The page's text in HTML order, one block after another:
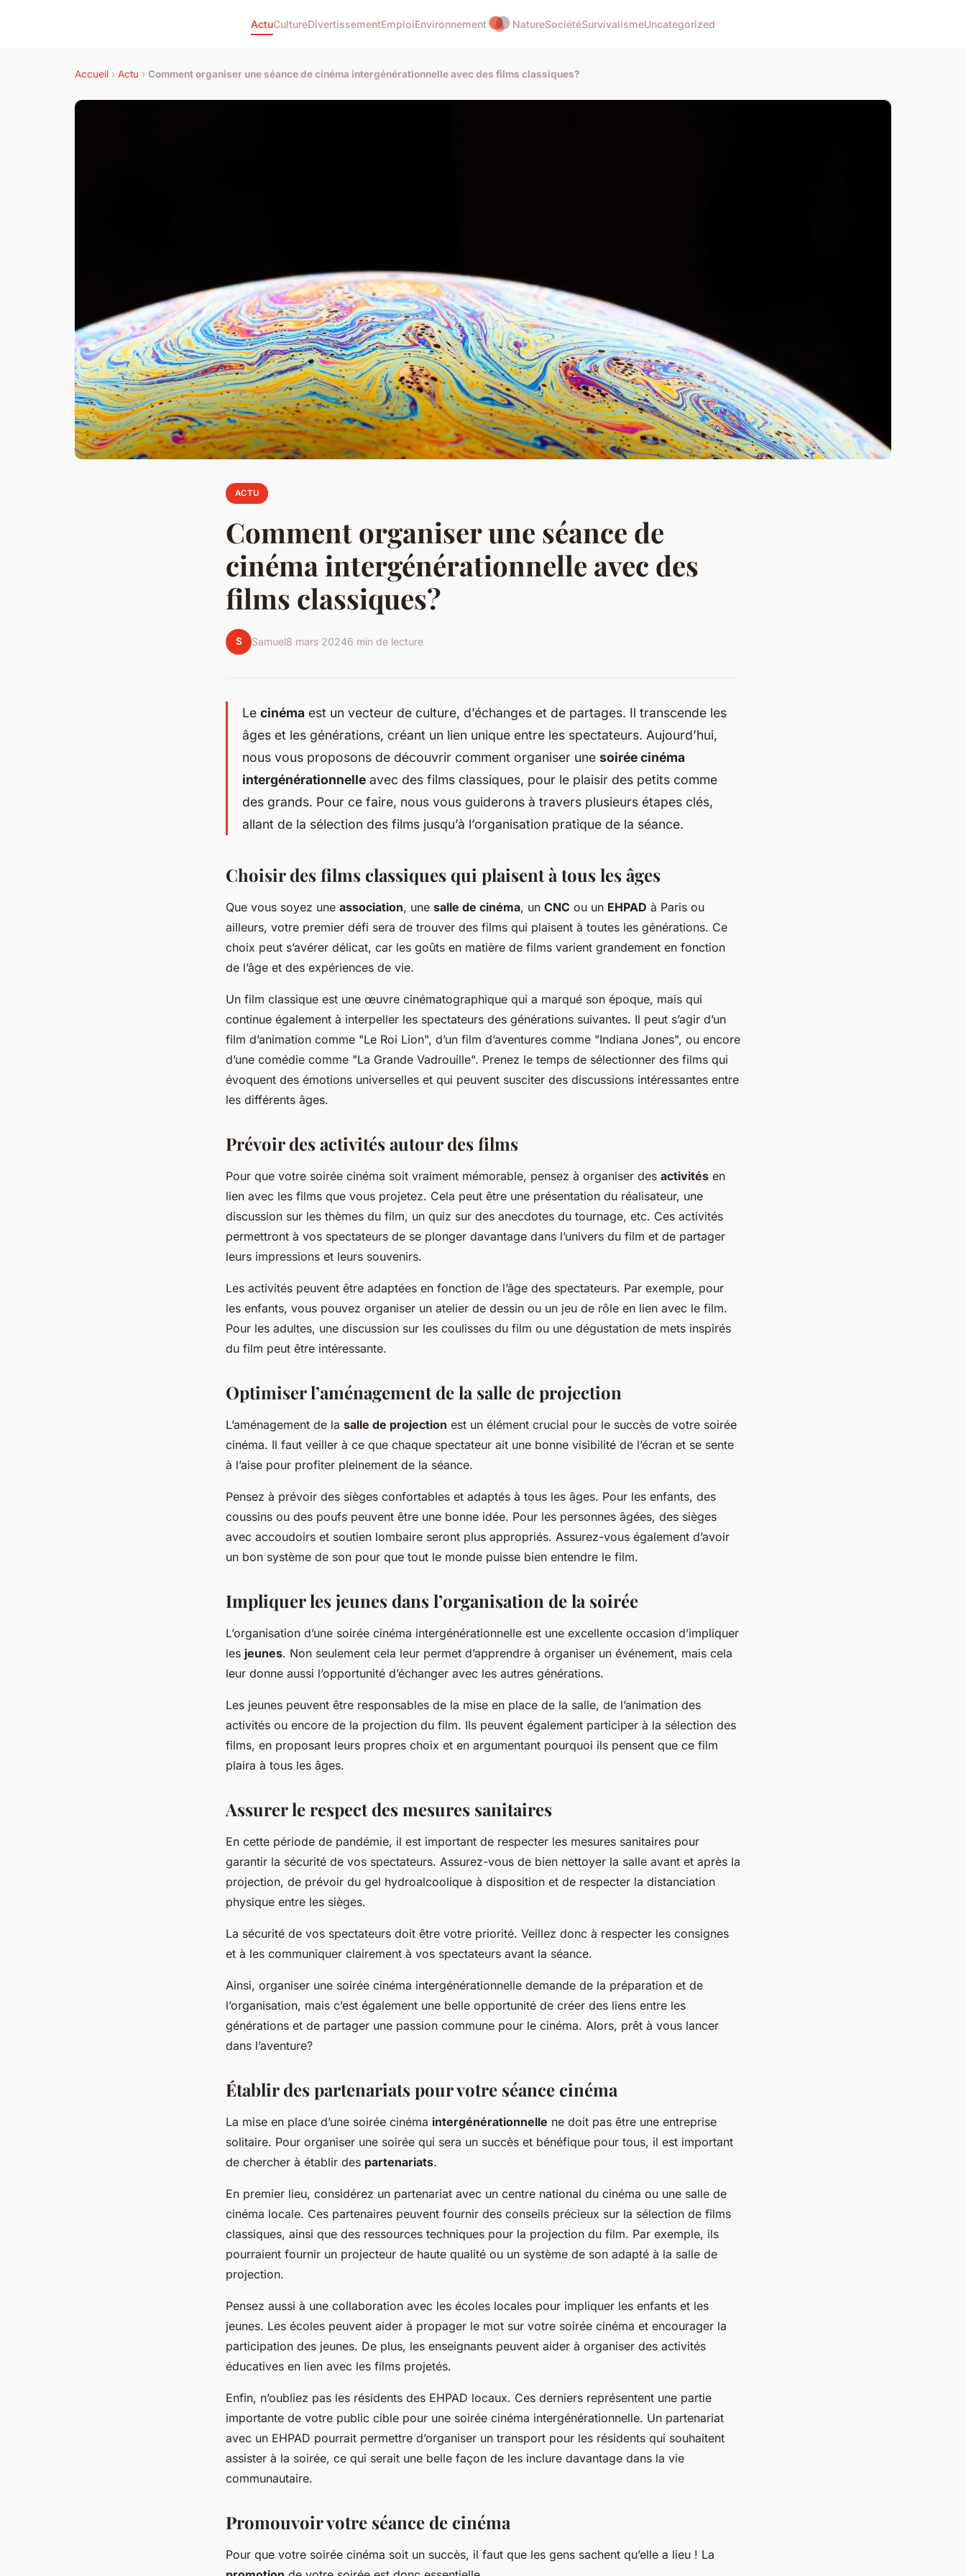
ActuCultureDivertissementEmploiEnvironnement NatureSociétéSurvivalismeUncategorized
Accueil › Actu › Comment organiser une séance de cinéma intergénérationnelle avec des films classiques?
ACTU
Comment organiser une séance de
cinéma intergénérationnelle avec des
films classiques?
S Samuel8 mars 20246 min de lecture
Le cinéma est un vecteur de culture, d’échanges et de partages. Il transcende les
âges et les générations, créant un lien unique entre les spectateurs. Aujourd’hui,
nous vous proposons de découvrir comment organiser une soirée cinéma
intergénérationnelle avec des films classiques, pour le plaisir des petits comme
des grands. Pour ce faire, nous vous guiderons à travers plusieurs étapes clés,
allant de la sélection des films jusqu’à l’organisation pratique de la séance.
Choisir des films classiques qui plaisent à tous les âges
Que vous soyez une association, une salle de cinéma, un CNC ou un EHPAD à Paris ou
ailleurs, votre premier défi sera de trouver des films qui plaisent à toutes les générations. Ce
choix peut s’avérer délicat, car les goûts en matière de films varient grandement en fonction
de l’âge et des expériences de vie.
Un film classique est une œuvre cinématographique qui a marqué son époque, mais qui
continue également à interpeller les spectateurs des générations suivantes. Il peut s’agir d’un
film d’animation comme "Le Roi Lion", d’un film d’aventures comme "Indiana Jones", ou encore
d’une comédie comme "La Grande Vadrouille". Prenez le temps de sélectionner des films qui
évoquent des émotions universelles et qui peuvent susciter des discussions intéressantes entre
les différents âges.
Prévoir des activités autour des films
Pour que votre soirée cinéma soit vraiment mémorable, pensez à organiser des activités en
lien avec les films que vous projetez. Cela peut être une présentation du réalisateur, une
discussion sur les thèmes du film, un quiz sur des anecdotes du tournage, etc. Ces activités
permettront à vos spectateurs de se plonger davantage dans l’univers du film et de partager
leurs impressions et leurs souvenirs.
Les activités peuvent être adaptées en fonction de l’âge des spectateurs. Par exemple, pour
les enfants, vous pouvez organiser un atelier de dessin ou un jeu de rôle en lien avec le film.
Pour les adultes, une discussion sur les coulisses du film ou une dégustation de mets inspirés
du film peut être intéressante.
Optimiser l’aménagement de la salle de projection
L’aménagement de la salle de projection est un élément crucial pour le succès de votre soirée
cinéma. Il faut veiller à ce que chaque spectateur ait une bonne visibilité de l’écran et se sente
à l’aise pour profiter pleinement de la séance.
Pensez à prévoir des sièges confortables et adaptés à tous les âges. Pour les enfants, des
coussins ou des poufs peuvent être une bonne idée. Pour les personnes âgées, des sièges
avec accoudoirs et soutien lombaire seront plus appropriés. Assurez-vous également d’avoir
un bon système de son pour que tout le monde puisse bien entendre le film.
Impliquer les jeunes dans l’organisation de la soirée
L’organisation d’une soirée cinéma intergénérationnelle est une excellente occasion d’impliquer
les jeunes. Non seulement cela leur permet d’apprendre à organiser un événement, mais cela
leur donne aussi l’opportunité d’échanger avec les autres générations.
Les jeunes peuvent être responsables de la mise en place de la salle, de l’animation des
activités ou encore de la projection du film. Ils peuvent également participer à la sélection des
films, en proposant leurs propres choix et en argumentant pourquoi ils pensent que ce film
plaira à tous les âges.
Assurer le respect des mesures sanitaires
En cette période de pandémie, il est important de respecter les mesures sanitaires pour
garantir la sécurité de vos spectateurs. Assurez-vous de bien nettoyer la salle avant et après la
projection, de prévoir du gel hydroalcoolique à disposition et de respecter la distanciation
physique entre les sièges.
La sécurité de vos spectateurs doit être votre priorité. Veillez donc à respecter les consignes
et à les communiquer clairement à vos spectateurs avant la séance.
Ainsi, organiser une soirée cinéma intergénérationnelle demande de la préparation et de
l’organisation, mais c’est également une belle opportunité de créer des liens entre les
générations et de partager une passion commune pour le cinéma. Alors, prêt à vous lancer
dans l’aventure?
Établir des partenariats pour votre séance cinéma
La mise en place d’une soirée cinéma intergénérationnelle ne doit pas être une entreprise
solitaire. Pour organiser une soirée qui sera un succès et bénéfique pour tous, il est important
de chercher à établir des partenariats.
En premier lieu, considérez un partenariat avec un centre national du cinéma ou une salle de
cinéma locale. Ces partenaires peuvent fournir des conseils précieux sur la sélection de films
classiques, ainsi que des ressources techniques pour la projection du film. Par exemple, ils
pourraient fournir un projecteur de haute qualité ou un système de son adapté à la salle de
projection.
Pensez aussi à une collaboration avec les écoles locales pour impliquer les enfants et les
jeunes. Les écoles peuvent aider à propager le mot sur votre soirée cinéma et encourager la
participation des jeunes. De plus, les enseignants peuvent aider à organiser des activités
éducatives en lien avec les films projetés.
Enfin, n’oubliez pas les résidents des EHPAD locaux. Ces derniers représentent une partie
importante de votre public cible pour une soirée cinéma intergénérationnelle. Un partenariat
avec un EHPAD pourrait permettre d’organiser un transport pour les résidents qui souhaitent
assister à la soirée, ce qui serait une belle façon de les inclure davantage dans la vie
communautaire.
Promouvoir votre séance de cinéma
Pour que votre soirée cinéma soit un succès, il faut que les gens sachent qu’elle a lieu ! La